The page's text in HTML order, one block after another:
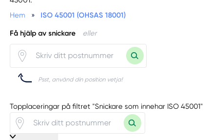
Hem
» ISO 45001 (OHSAS 18001)
Få hjälp av snickare eller
Psst, använd din position vetja!
Topplaceringar på filtret "Snickare som innehar ISO 45001"